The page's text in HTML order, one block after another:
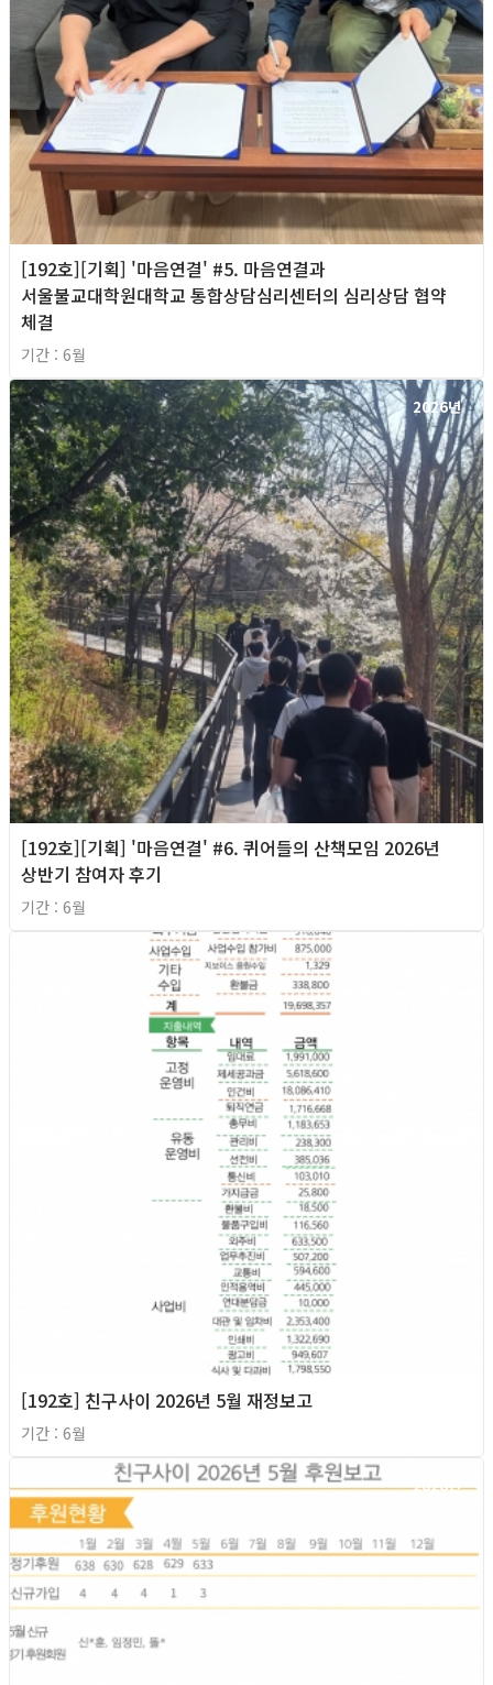
[192호][기획] '마음연결' #5. 마음연결과
서울불교대학원대학교 통합상담심리센터의 심리상담 협약
체결
기간 : 6월
2026년
[192호][기획] '마음연결' #6. 퀴어들의 산책모임 2026년
상반기 참여자 후기
기간 : 6월
[192호] 친구사이 2026년 5월 재정보고
기간 : 6월
2026년